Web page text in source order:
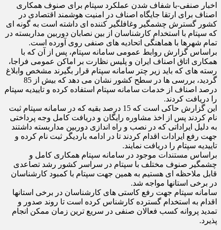
اخبار صنفی-با شفاف شدن عملکرد سپتام برای صنوف همکاری
اصناف برای ارتقا جایگاه اصناف در امنیت هوشمند اقتصادی در
کشور گسترش چشمگیر وغافلگیر کننده ای داشته است به گونه ای
که سپتام با استخدام کارشناسان از بین نصابان دوربین مداربسته در
تمام شهرها با هماهنگی اتحادیه های صنفی روی آورده است.
براساس گزارش روابط عمومی سامانه سپتام، پس از آن که با
همکاری اتاق اصناف ایران و پلیس نظارت بر اماکن عمومی فراجا،
رسته های که باید زیر چتر سامانه سپتام قرار بگیرند مشخص وابلاغ
گردید، بررسی ها در سطح کشور نشان می دهد که بیش از 85
درصد اصناف از خدمات سامانه سپتام استفاده کرده و تاییدیه سپتام
را دریافت کردند.
این گزارش حاکی است که 15 درصد بقیه که در سامانه سپتام ثبت
نام کردند پس از اخذ مشاوره رایگان و دریافت کامل وجه پرداختی
به دلیل ایراداتی که در نصب و راه اندازی دوربین مداربسته داشتند
جهت رفع ایرادات اقدام کردند تا در ادامه باردیگر ثبت نام کرده و
تاییدیه سپتام را دریافت نمایند.
براساس مستندات موجود در سامانه سپتام همکاری کامل و
چشمگیر صنوف مختلف با سپتام در سراسر کشور رشد تصاعدی
قابل ملاحظه ای هستیم به همین جهت سپتام با کمبود کارشناسان
در برخی استانها مواجه شد.
سامانه سپتام جهت رفع کاستی های کارشناسان در برخی استانها
اقدام به استخدام گسترده کارشناس کرده است تا روند صدور و
تمدید پروانه کسب فعالان صنفی در سریع ترین زمان ممکن انجام
پذیرد.